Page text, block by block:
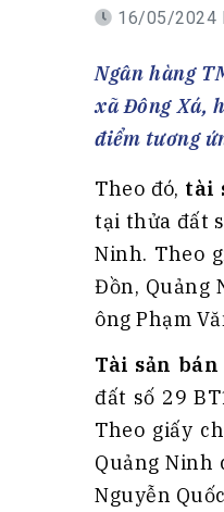
VNBA các thời kỳ
Thành tích – Giải thưởng
Dự thảo luật
Tư vấn – Hỏi đáp
Tra cứu văn bản
16/05/2024
Ngân hàng
xã Đông Xá,
điểm tương
Theo đó, tài
tại thửa đất
Ninh. Theo
Đồn, Quảng
ông Phạm
Tài sản
đất số 29
Theo giấy
Quảng Ninh
Nguyễn